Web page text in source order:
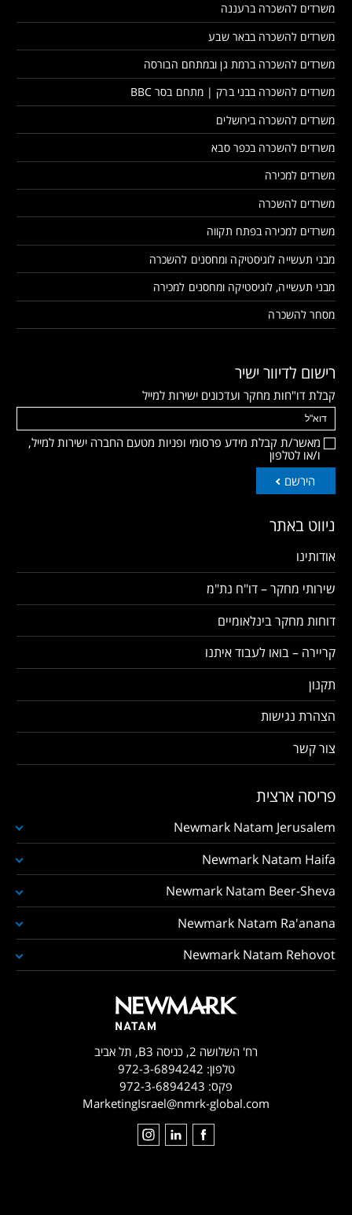
משרדים להשכרה ברעננה
משרדים להשכרה בבאר שבע
משרדים להשכרה ברמת גן ובמתחם הבורסה
משרדים להשכרה בבני ברק | מתחם בסר BBC
משרדים להשכרה בירושלים
משרדים להשכרה בכפר סבא
משרדים למכירה
משרדים להשכרה
משרדים למכירה בפתח תקווה
מבני תעשייה לוגיסטיקה ומחסנים להשכרה
מבני תעשייה, לוגיסטיקה ומחסנים למכירה
מסחר להשכרה
רישום לדיוור ישיר
קבלת דו"חות מחקר ועדכונים ישירות למייל
מאשר/ת קבלת מידע פרסומי ופניות מטעם החברה ישירות למייל,
ו/או לטלפון
הירשם
ניווט באתר
אודותינו
שירותי מחקר – דו"ח נת"מ
דוחות מחקר בינלאומיים
קריירה – בואו לעבוד איתנו
תקנון
הצהרת נגישות
צור קשר
פריסה ארצית
Newmark Natam Jerusalem
Newmark Natam Haifa
Newmark Natam Beer-Sheva
Newmark Natam Ra'anana
Newmark Natam Rehovot
רח' השלושה 2, כניסה B3, תל אביב
טלפון: 972-3-6894242
פקס: 972-3-6894243
MarketingIsrael@nmrk-global.com